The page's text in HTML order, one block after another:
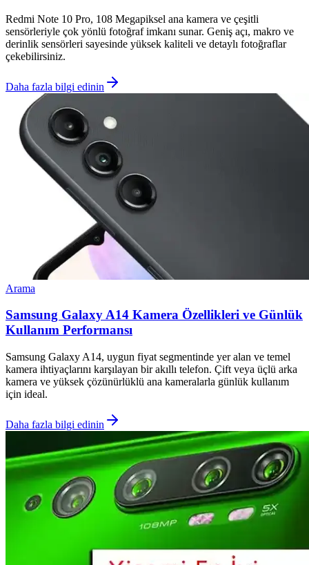
Redmi Note 10 Pro, 108 Megapiksel ana kamera ve çeşitli
sensörleriyle çok yönlü fotoğraf imkanı sunar. Geniş açı, makro ve
derinlik sensörleri sayesinde yüksek kaliteli ve detaylı fotoğraflar
çekebilirsiniz.
Daha fazla bilgi edinin
Arama
Samsung Galaxy A14 Kamera Özellikleri ve Günlük
Kullanım Performansı
Samsung Galaxy A14, uygun fiyat segmentinde yer alan ve temel
kamera ihtiyaçlarını karşılayan bir akıllı telefon. Çift veya üçlü arka
kamera ve yüksek çözünürlüklü ana kameralarla günlük kullanım
için ideal.
Daha fazla bilgi edinin